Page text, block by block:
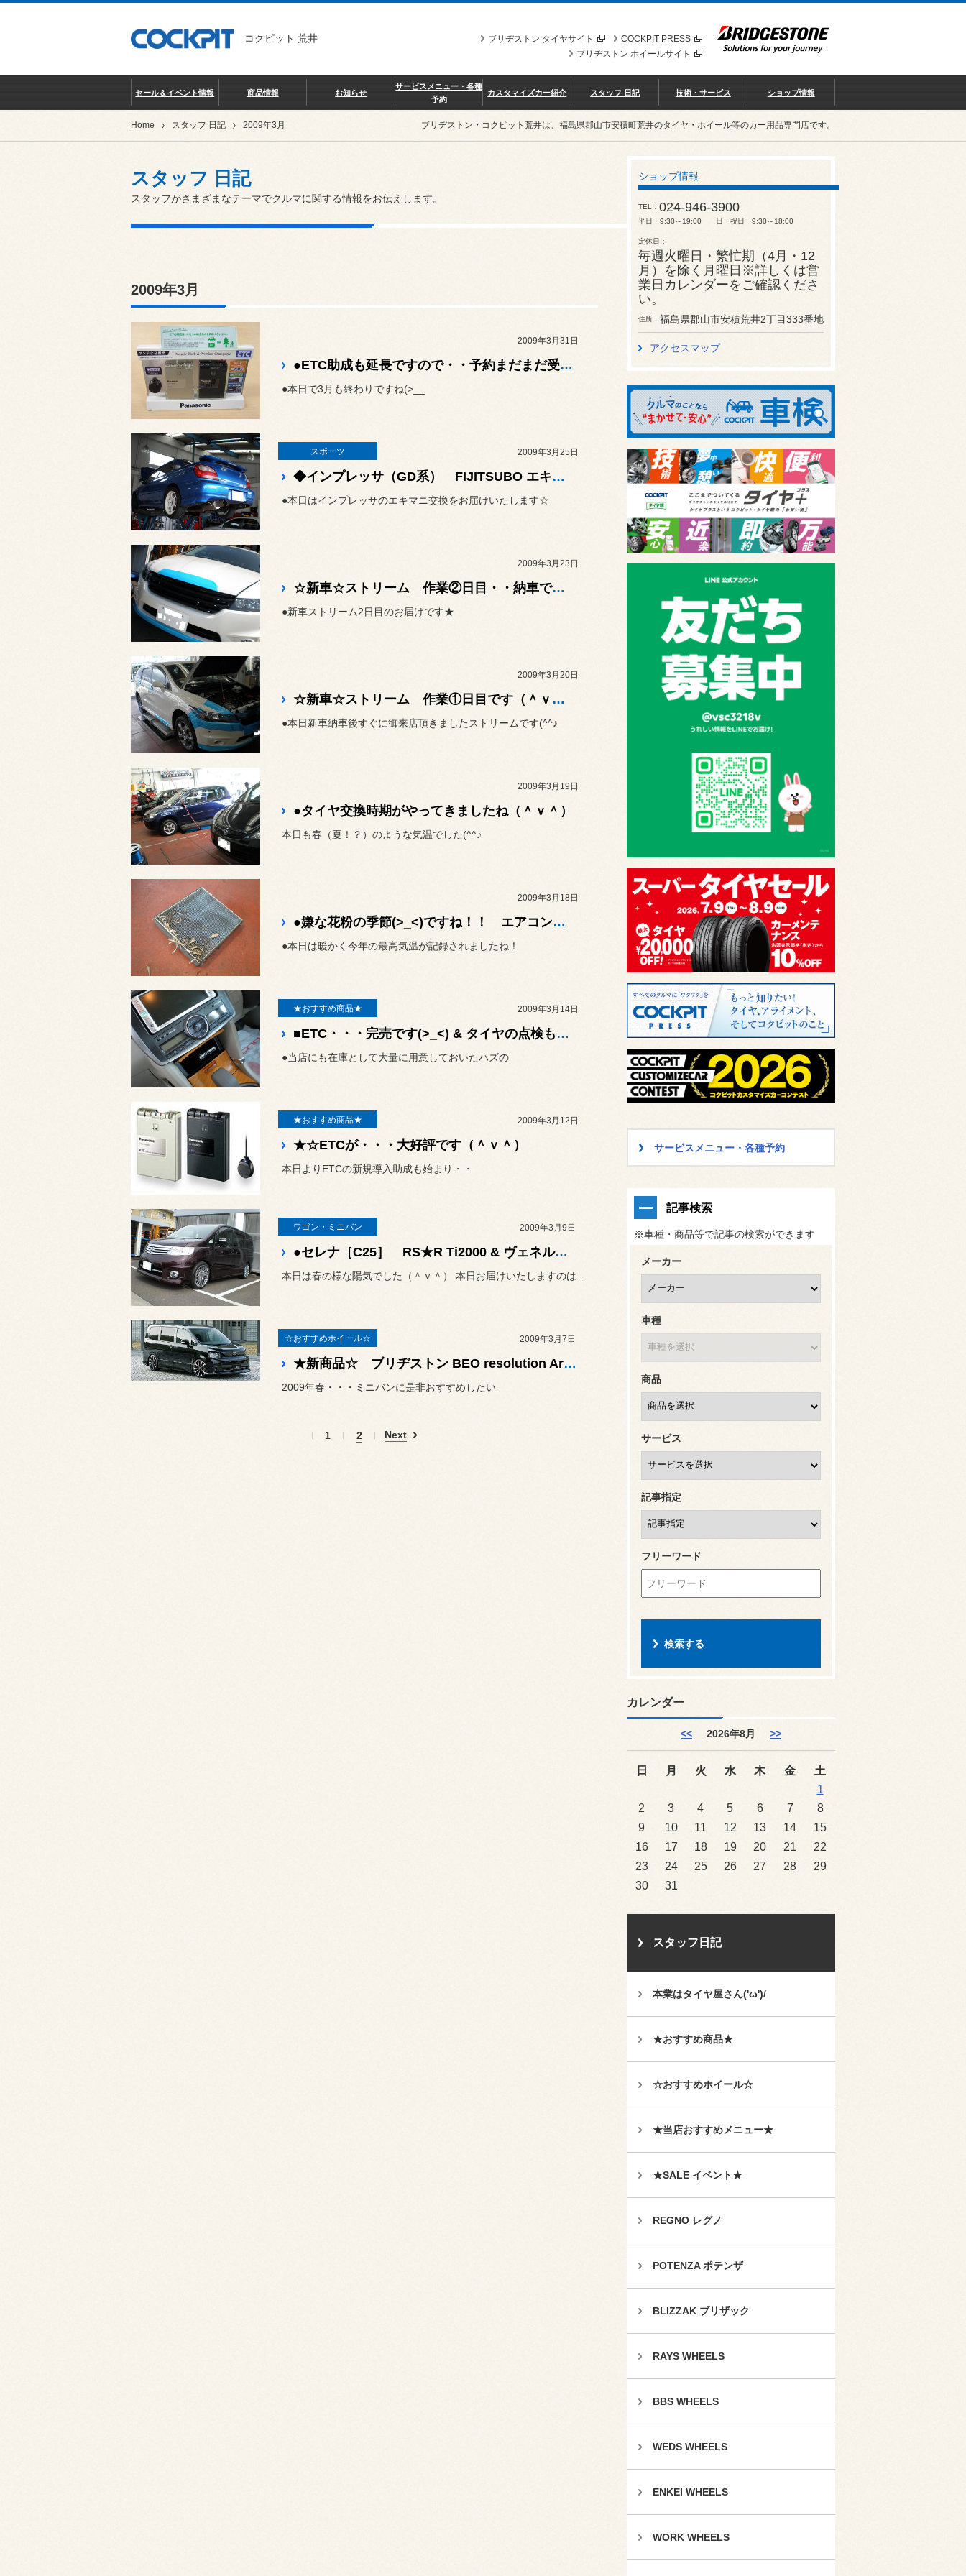
コクピット 荒井 COCKPIT PRESS
ブリヂストン タイヤサイト
ブリヂストン ホイールサイト
セール＆イベント情報 商品情報 お知らせ
サービスメニュー・各種
予約
カスタマイズカー紹介 スタッフ 日記 技術・サービス ショップ情報
Home スタッフ 日記 2009年3月 ブリヂストン・コクピット荒井は、福島県郡山市安積町荒井のタイヤ・ホイール等のカー用品専門店です。
スタッフ 日記
スタッフがさまざまなテーマでクルマに関する情報をお伝えします。
2009年3月
2009年3月31日
●ETC助成も延長ですので・・予約まだまだ受付中です(^^♪
●本日で3月も終わりですね(>__
スポーツ 2009年3月25日
◆インプレッサ（GD系） FIJITSUBO エキマニ交換◆
●本日はインプレッサのエキマニ交換をお届けいたします☆
2009年3月23日
☆新車☆ストリーム 作業②日目・・納車です（＾ｖ＾）
●新車ストリーム2日目のお届けです★
2009年3月20日
☆新車☆ストリーム 作業①日目です（＾ｖ＾）
●本日新車納車後すぐに御来店頂きましたストリームです(^^♪
2009年3月19日
●タイヤ交換時期がやってきましたね（＾ｖ＾）
本日も春（夏！？）のような気温でした(^^♪
2009年3月18日
●嫌な花粉の季節(>_<)ですね！！ エアコンフィルターで車内は快適☆
●本日は暖かく今年の最高気温が記録されましたね！
★おすすめ商品★ 2009年3月14日
■ETC・・・完売です(>_<) & タイヤの点検もお忘れなく！！
●当店にも在庫として大量に用意しておいたハズの
★おすすめ商品★ 2009年3月12日
★☆ETCが・・・大好評です（＾ｖ＾）
本日よりETCの新規導入助成も始まり・・
ワゴン・ミニバン 2009年3月9日
●セレナ［C25］ RS★R Ti2000 & ヴェネルディCL-115 18inch取付け●
☆おすすめホイール☆ 2009年3月7日
★新商品☆ ブリヂストン BEO resolution Arc（アーク） ミニバン系にピッタリですね☆
2009年春・・・ミニバンに是非おすすめしたい
1 2 Next
ショップ情報
TEL 024-946-3900
平日 9:30～19:00 日・祝日 9:30～18:00
定休日
毎週火曜日・繁忙期（4月・12
月）を除く月曜日※詳しくは営
業日カレンダーをご確認くださ
い。
住所 福島県郡山市安積荒井2丁目333番地
アクセスマップ
サービスメニュー・各種予約
記事検索
※車種・商品等で記事の検索ができます
メーカー
車種
商品
サービス
記事指定
フリーワード
カレンダー
<< 2026年8月 >>
日 月 火 水 木 金
土
1
2
3 4 5 6 7
8
9
10 11 12 13 14
15
16
17 18 19 20 21
22
23
24 25 26 27 28
29
30
31
スタッフ日記
本業はタイヤ屋さん('ω')/
★おすすめ商品★
☆おすすめホイール☆
★当店おすすめメニュー★
★SALE イベント★
REGNO レグノ
POTENZA ポテンザ
BLIZZAK ブリザック
RAYS WHEELS
BBS WHEELS
WEDS WHEELS
ENKEI WHEELS
WORK WHEELS